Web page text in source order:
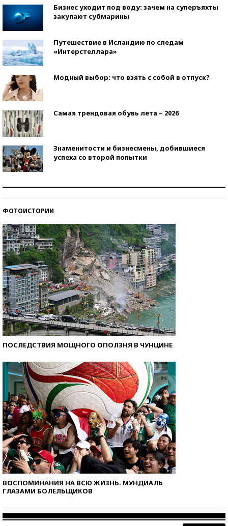
Бизнес уходит под воду: зачем на суперъяхты
закупают субмарины
Путешествие в Исландию по следам
«Интерстеллара»
Модный выбор: что взять с собой в отпуск?
Самая трендовая обувь лета – 2026
Знаменитости и бизнесмены, добившиеся
успеха со второй попытки
ФОТОИСТОРИИ
ПОСЛЕДСТВИЯ МОЩНОГО ОПОЛЗНЯ В ЧУНЦИНЕ
ВОСПОМИНАНИЯ НА ВСЮ ЖИЗНЬ. МУНДИАЛЬ
ГЛАЗАМИ БОЛЕЛЬЩИКОВ